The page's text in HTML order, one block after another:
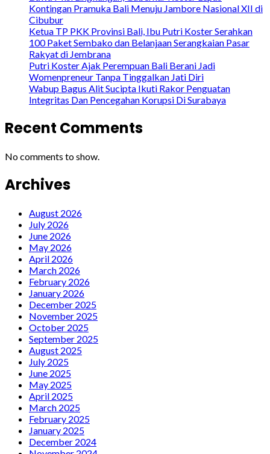
Kontingan Pramuka Bali Menuju Jambore Nasional XII di
Cibubur
Ketua TP PKK Provinsi Bali, Ibu Putri Koster Serahkan
100 Paket Sembako dan Belanjaan Serangkaian Pasar
Rakyat di Jembrana
Putri Koster Ajak Perempuan Bali Berani Jadi
Womenpreneur Tanpa Tinggalkan Jati Diri
Wabup Bagus Alit Sucipta Ikuti Rakor Penguatan
Integritas Dan Pencegahan Korupsi Di Surabaya
Recent Comments
No comments to show.
Archives
August 2026
July 2026
June 2026
May 2026
April 2026
March 2026
February 2026
January 2026
December 2025
November 2025
October 2025
September 2025
August 2025
July 2025
June 2025
May 2025
April 2025
March 2025
February 2025
January 2025
December 2024